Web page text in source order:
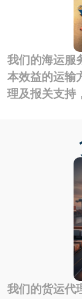
我们的海运服
本效益的运输
理及报关支持
我们的货运代